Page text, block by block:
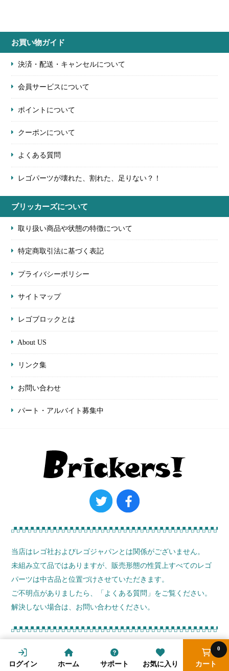
お買い物ガイド
決済・配送・キャンセルについて
会員サービスについて
ポイントについて
クーポンについて
よくある質問
レゴパーツが壊れた、割れた、足りない？！
ブリッカーズについて
取り扱い商品や状態の特徴について
特定商取引法に基づく表記
プライバシーポリシー
サイトマップ
レゴブロックとは
About US
リンク集
お問い合わせ
パート・アルバイト募集中
当店はレゴ社およびレゴジャパンとは関係がございません。
未組み立て品ではありますが、販売形態の性質上すべてのレゴ
パーツは中古品と位置づけさせていただきます。
ご不明点がありましたら、
「よくある質問」 をご覧ください。
解決しない場合は、お問い合わせください。
© ブリッカーズ! 2026
ログイン ホーム サポート お気に入り カート
0